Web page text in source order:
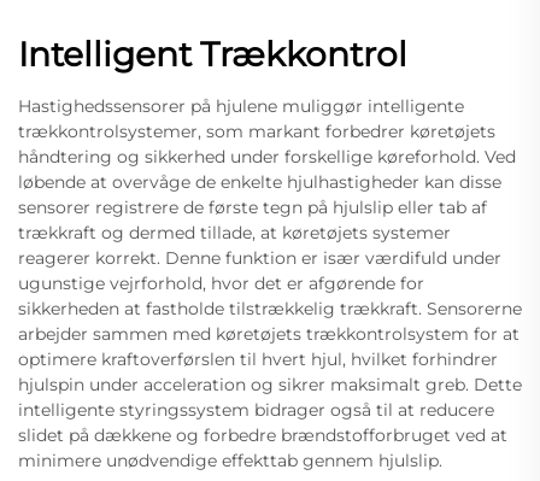
Intelligent Trækkontrol
Hastighedssensorer på hjulene muliggør intelligente
trækkontrolsystemer, som markant forbedrer køretøjets
håndtering og sikkerhed under forskellige køreforhold. Ved
løbende at overvåge de enkelte hjulhastigheder kan disse
sensorer registrere de første tegn på hjulslip eller tab af
trækkraft og dermed tillade, at køretøjets systemer
reagerer korrekt. Denne funktion er især værdifuld under
ugunstige vejrforhold, hvor det er afgørende for
sikkerheden at fastholde tilstrækkelig trækkraft. Sensorerne
arbejder sammen med køretøjets trækkontrolsystem for at
optimere kraftoverførslen til hvert hjul, hvilket forhindrer
hjulspin under acceleration og sikrer maksimalt greb. Dette
intelligente styringssystem bidrager også til at reducere
slidet på dækkene og forbedre brændstofforbruget ved at
minimere unødvendige effekttab gennem hjulslip.